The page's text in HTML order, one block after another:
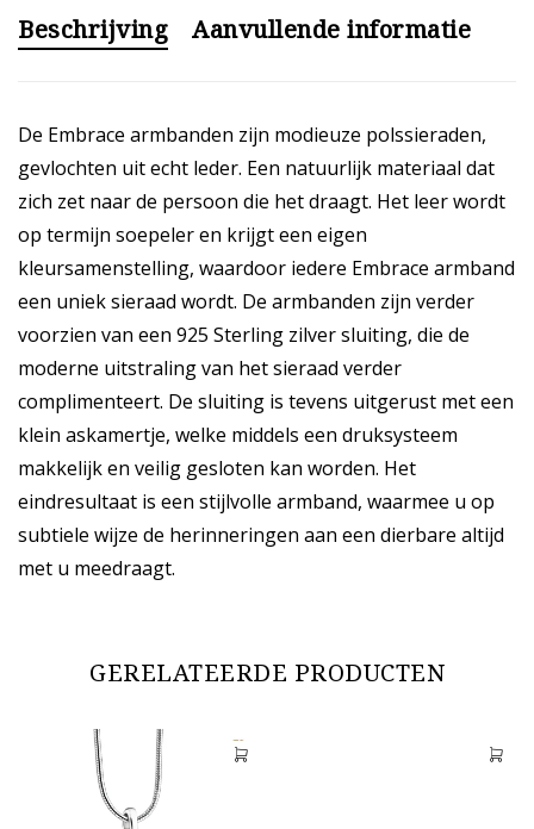
Beschrijving Aanvullende informatie
De Embrace armbanden zijn modieuze polssieraden,
gevlochten uit echt leder. Een natuurlijk materiaal dat
zich zet naar de persoon die het draagt. Het leer wordt
op termijn soepeler en krijgt een eigen
kleursamenstelling, waardoor iedere Embrace armband
een uniek sieraad wordt. De armbanden zijn verder
voorzien van een 925 Sterling zilver sluiting, die de
moderne uitstraling van het sieraad verder
complimenteert. De sluiting is tevens uitgerust met een
klein askamertje, welke middels een druksysteem
makkelijk en veilig gesloten kan worden. Het
eindresultaat is een stijlvolle armband, waarmee u op
subtiele wijze de herinneringen aan een dierbare altijd
met u meedraagt.
GERELATEERDE PRODUCTEN